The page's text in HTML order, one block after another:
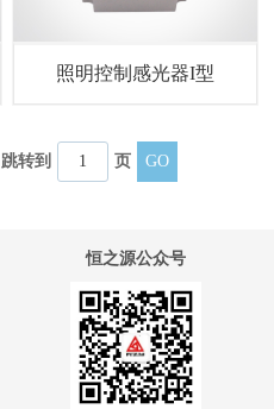
照明控制感光器I型
跳转到 页
恒之源公众号